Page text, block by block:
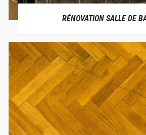
RÉNOVATION SALLE DE